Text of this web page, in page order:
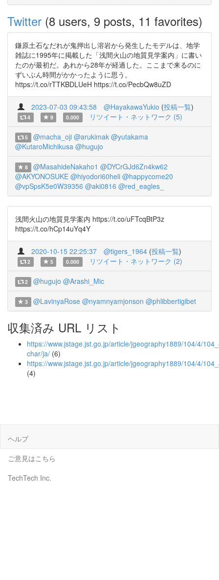
Twitter (8 users, 9 posts, 11 favorites)
鎌原土石なだれが鬼押出し溶岩から発生したモデルは、地学
雑誌に1995年に掲載した「浅間火山の地質見学案内」に書い
たのが最初だ。あれから28年が経過した。ここまで来るのに
ずいぶん時間がかかったように思う。
https://t.co/rTTKBDLUeH https://t.co/PecbQw8uZD
2023-07-03 09:43:58 @HayakawaYukio (投稿一覧)
4 9 0.000 リツイート・ネットワーク (5)
5 @macha_oji @arukimak @yutakama
@KutaroMichikusa @hugujo
8 @MasahideNakaho1 @DYCrGJd6Zn4kw62
@AKYONOSUKE @hiyodori60heli @happycome20
@vpSpsK5e0W39356 @aki0816 @red_eagles_
浅間火山の地質見学案内 https://t.co/uFTcqBtP3z
https://t.co/hCp14uYq4Y
2020-10-15 22:25:37 @tigers_1964 (投稿一覧)
2 5 0.000 リツイート・ネットワーク (2)
2 @hugujo @Arashi_Mic
3 @LavinyaRose @nyamnyamjonson @phlibbertigibet
収集済み URL リスト
https://www.jstage.jst.go.jp/article/jgeography1889/104/4/
char/ja/ (6)
https://www.jstage.jst.go.jp/article/jgeography1889/104/4/
(4)
ヘルプ
ご意見はこちら
TechTech Inc.